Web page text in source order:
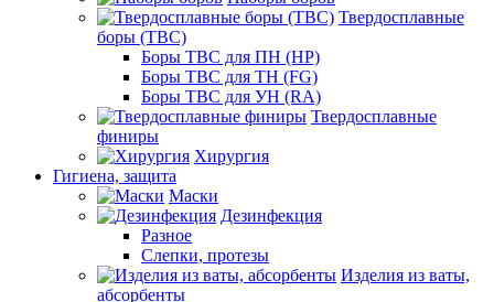
Твердосплавные
боры (ТВС)
Боры ТВС для ПН (HP)
Боры ТВС для ТН (FG)
Боры ТВС для УН (RA)
Твердосплавные
финиры
Хирургия
Гигиена, защита
Маски
Дезинфекция
Разное
Слепки, протезы
Изделия из ваты,
абсорбенты